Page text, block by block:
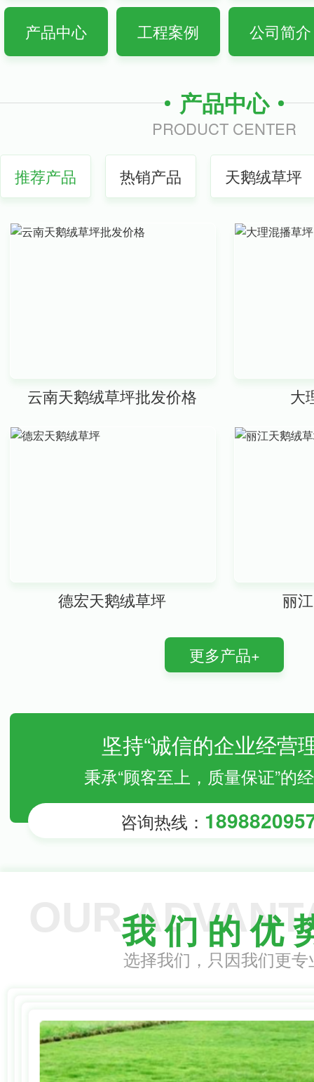
产品中心 工程案例 公司简介
产品中心
PRODUCT CENTER
推荐产品 热销产品 天鹅绒草坪
云南天鹅绒草坪批发价格 大
德宏天鹅绒草坪 丽
更多产品+
坚持“诚信的企业经营
秉承“顾客至上，质量保证”的
咨询热线：
OUR我 们 的 优
选择我们，只因我们更专